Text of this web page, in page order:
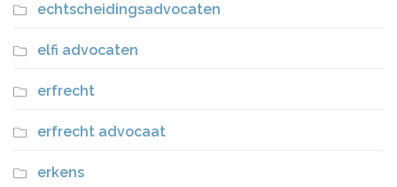
echtscheidingsadvocaten
elfi advocaten
erfrecht
erfrecht advocaat
erkens